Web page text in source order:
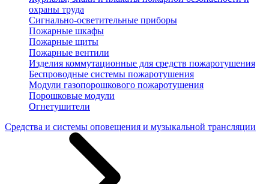
охраны труда
Сигнально-осветительные приборы
Пожарные шкафы
Пожарные щиты
Пожарные вентили
Изделия коммутационные для средств пожаротушения
Беспроводные системы пожаротушения
Модули газопорошкового пожаротушения
Порошковые модули
Огнетушители
Средства и системы оповещения и музыкальной трансляции